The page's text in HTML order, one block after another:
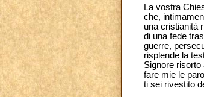
La vostra
che,
una cristianità
di una fede
guerre,
risplende la
Signore
fare mie le
ti sei rivestito